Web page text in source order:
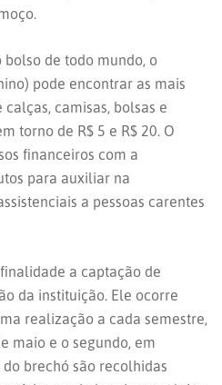
de todo mundo, o
pode encontrar as mais
camisas, bolsas e
torno de R$ 5 e R$ 20. O
financeiros com a
para auxiliar na
a pessoas carentes
a captação de
da instituição. Ele ocorre
realização a cada semestre,
maio e o segundo, em
brechó são recolhidas